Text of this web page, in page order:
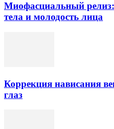
Миофасциальный релиз:
тела и молодость лица
Коррекция нависания
глаз